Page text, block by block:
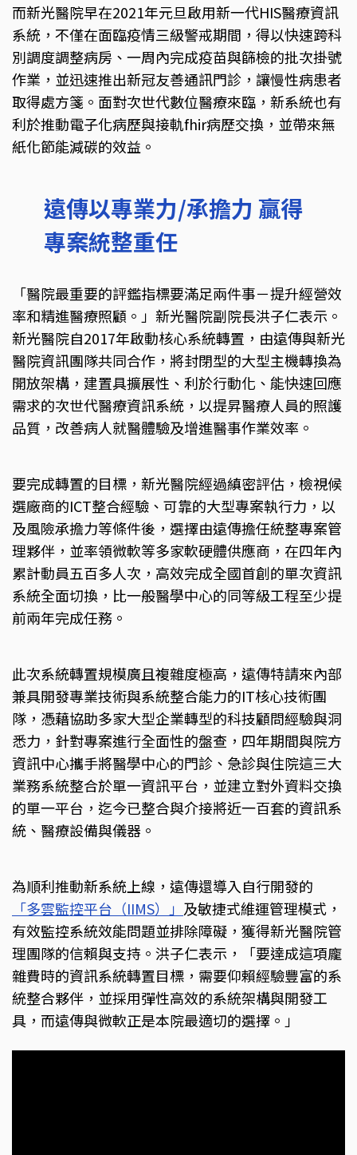
而新光醫院早在2021年元旦啟用新一代HIS醫療資訊
系統，不僅在面臨疫情三級警戒期間，得以快速跨科
別調度調整病房、一周內完成疫苗與篩檢的批次掛號
作業，並迅速推出新冠友善通訊門診，讓慢性病患者
取得處方箋。面對次世代數位醫療來臨，新系統也有
利於推動電子化病歷與接軌fhir病歷交換，並帶來無
紙化節能減碳的效益。
遠傳以專業力/承擔力 贏得
專案統整重任
「醫院最重要的評鑑指標要滿足兩件事－提升經營效
率和精進醫療照顧。」新光醫院副院長洪子仁表示。
新光醫院自2017年啟動核心系統轉置，由遠傳與新光
醫院資訊團隊共同合作，將封閉型的大型主機轉換為
開放架構，建置具擴展性、利於行動化、能快速回應
需求的次世代醫療資訊系統，以提昇醫療人員的照護
品質，改善病人就醫體驗及增進醫事作業效率。
要完成轉置的目標，新光醫院經過縝密評估，檢視候
選廠商的ICT整合經驗、可靠的大型專案執行力，以
及風險承擔力等條件後，選擇由遠傳擔任統整專案管
理夥伴，並率領微軟等多家軟硬體供應商，在四年內
累計動員五百多人次，高效完成全國首創的單次資訊
系統全面切換，比一般醫學中心的同等級工程至少提
前兩年完成任務。
此次系統轉置規模廣且複雜度極高，遠傳特請來內部
兼具開發專業技術與系統整合能力的IT核心技術團
隊，憑藉協助多家大型企業轉型的科技顧問經驗與洞
悉力，針對專案進行全面性的盤查，四年期間與院方
資訊中心攜手將醫學中心的門診、急診與住院這三大
業務系統整合於單一資訊平台，並建立對外資料交換
的單一平台，迄今已整合與介接將近一百套的資訊系
統、醫療設備與儀器。
為順利推動新系統上線，遠傳還導入自行開發的
「多雲監控平台（IIMS）」 及敏捷式維運管理模式，
有效監控系統效能問題並排除障礙，獲得新光醫院管
理團隊的信賴與支持。洪子仁表示，「要達成這項龐
雜費時的資訊系統轉置目標，需要仰賴經驗豐富的系
統整合夥伴，並採用彈性高效的系統架構與開發工
具，而遠傳與微軟正是本院最適切的選擇。」